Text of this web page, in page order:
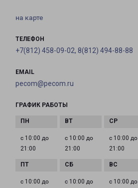
на карте
ТЕЛЕФОН
+7(812) 458-09-02, 8(812) 494-88-88
EMAIL
pecom@pecom.ru
ГРАФИК РАБОТЫ
с 10:00 до
21:00
с 10:00 до
21:00
с 10:00 до
21:00
с 10:00 до
с 10:00 до
с 10:00 до